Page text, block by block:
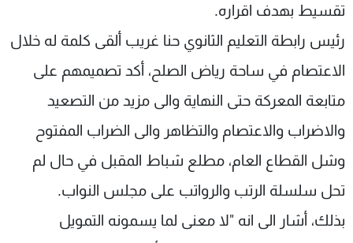
تقسيط بهدف اقراره.
رئيس رابطة التعليم الثانوي حنا غريب ألقى كلمة له خلال
الاعتصام في ساحة رياض الصلح، أكد تصميمهم على
متابعة المعركة حتى النهاية والى مزيد من التصعيد
والاضراب والاعتصام والتظاهر والى الضراب المفتوح
وشل القطاع العام، مطلع شباط المقبل في حال لم
تحل سلسلة الرتب والرواتب على مجلس النواب.
بذلك، أشار الى انه "لا معنى لما يسمونه التمويل